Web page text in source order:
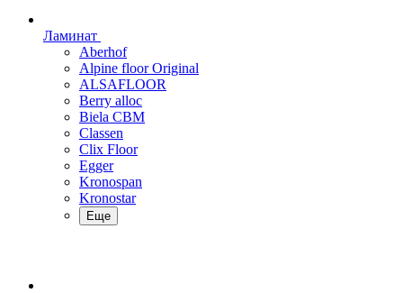
Ламинат
Aberhof
Alpine floor Original
ALSAFLOOR
Berry alloc
Biela CBM
Classen
Clix Floor
Egger
Kronospan
Kronostar
Еще